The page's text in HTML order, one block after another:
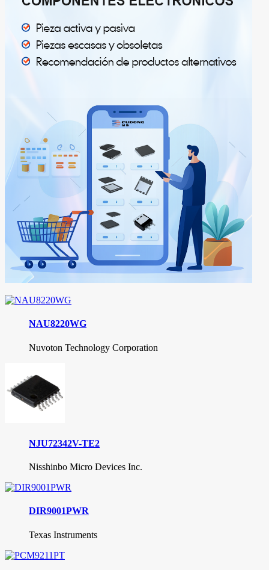
NAU8220WG
Nuvoton Technology Corporation
NJU72342V-TE2
Nisshinbo Micro Devices Inc.
DIR9001PWR
Texas Instruments